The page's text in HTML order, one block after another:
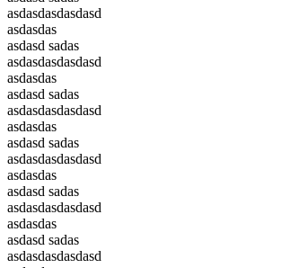
asdasdasdasdasd
asdasdas
asdasd sadas
asdasdasdasdasd
asdasdas
asdasd sadas
asdasdasdasdasd
asdasdas
asdasd sadas
asdasdasdasdasd
asdasdas
asdasd sadas
asdasdasdasdasd
asdasdas
asdasd sadas
asdasdasdasdasd